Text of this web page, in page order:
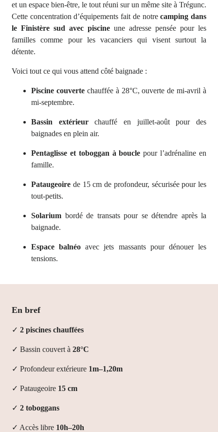
et un espace bien-être, le tout réuni sur un même site à Trégunc.
Cette concentration d’équipements fait de notrecamping dans
le Finistère sud avec piscine une adresse pensée pour les
familles comme pour les vacanciers qui visent surtout la
détente.
Voici tout ce qui vous attend côté baignade :
Piscine couvertechauffée à 28°C, ouverte de mi-avril à
mi-septembre.
Bassin extérieurchauffé en juillet-août pour des
baignades en plein air.
Pentaglisse et toboggan à boucle pour l’adrénaline en
famille.
Pataugeoire de 15 cm de profondeur, sécurisée pour les
tout-petits.
Solarium bordé de transats pour se détendre après la
baignade.
Espace balnéo avec jets massants pour dénouer les
tensions.
En bref
✓ 2 piscines chauffées
✓ Bassin couvert à 28°C
✓ Profondeur extérieure 1m–1,20m
✓ Pataugeoire 15 cm
✓ 2 toboggans
✓ Accès libre 10h–20h